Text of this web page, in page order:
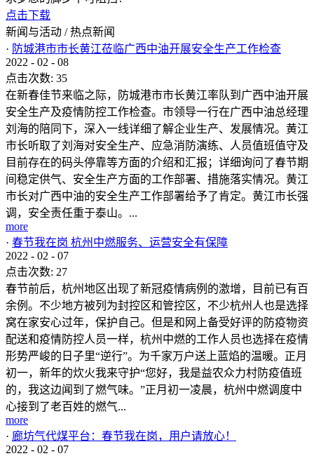
点击下载
新闻与活动 / 热点新闻
· 防城港市市长黄江莅临广西中油开展安全生产工作检查
2022 - 02 - 08
点击次数: 35
在新春佳节来临之际，防城港市市长黄江率队到广西中油开展
安全生产及疫情防控工作检查。市领导一行在广西中油总经理
刘海的陪同下，深入一线详细了解企业生产、发展情况。黄江
市长听取了刘海对安全生产、应急消防演练、人员值班值守及
目前存在的码头停靠等方面的介绍和汇报；详细询问了春节期
间稳定供气、安全生产方面的工作部署、措施落实情况。黄江
市长对广西中油的安全生产工作部署给予了肯定。黄江市长强
调，安全责任重于泰山。...
more
· 春节我在岗 杭州中燃服务、运营安全有保障
2022 - 02 - 07
点击次数: 27
春节前后，杭州地区出现了新冠疫情病例的激增，目前已有百
余例。不少地方被列为封控区和管控区，不少杭州人也是选择
窝在家安心过年，保护自己。但是和网上备受好评的防疫物资
配送和疫情防控人员一样，杭州中燃的工作人员也选择在疫情
形势严峻的日子里“逆行”。为千家万户送上蓝焰的温暖。正月
初一，新年的炊火我来守护“您好，我是益农众力村防疫值班
的，我这边闻到了燃气味。”正月初一凌晨，杭州中燃调度中
心接到了老百姓的燃气...
more
· 廊坊气代煤平台：春节我在岗，用户请放心！
2022 - 02 - 07